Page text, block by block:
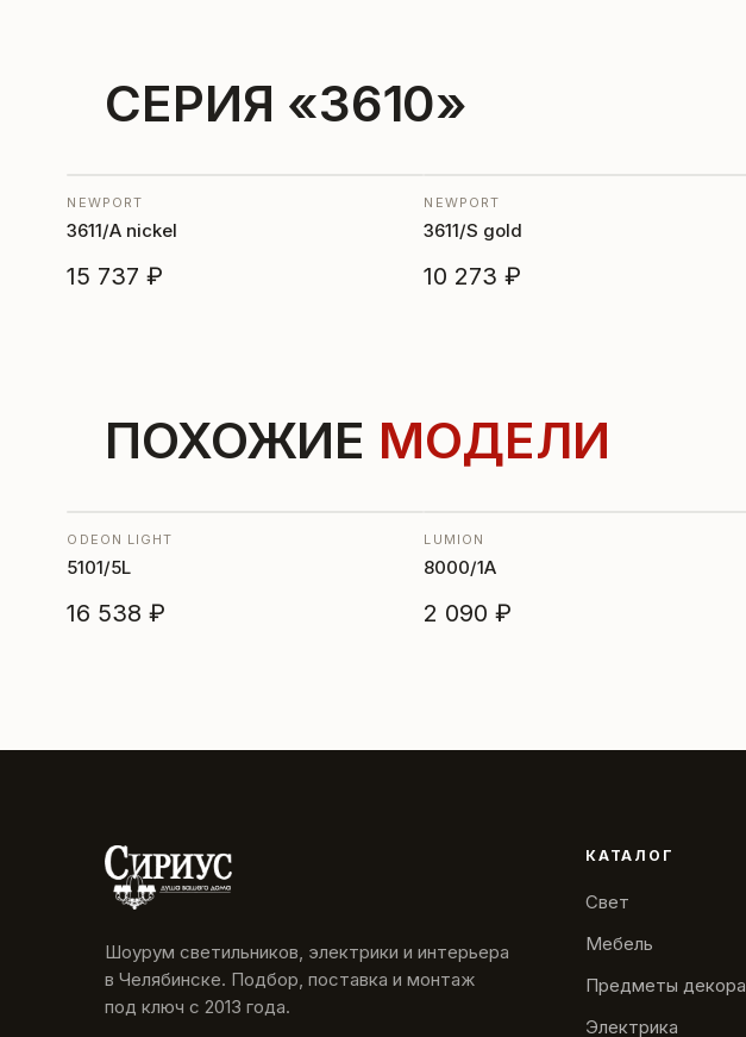
СЕРИЯ «3610»
NEWPORT
3611/A nickel
15 737 ₽
NEWPORT
3611/S gold
10 273 ₽
ПОХОЖИЕ МОДЕЛИ
ODEON LIGHT
5101/5L
16 538 ₽
LUMION
8000/1A
2 090 ₽
Шоурум светильников, электрики и интерьера
в Челябинске. Подбор, поставка и монтаж
под ключ с 2013 года.
КАТАЛОГ
Свет
Мебель
Предметы декора
Электрика